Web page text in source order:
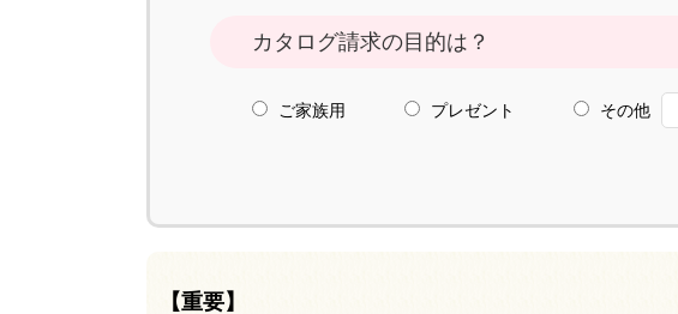
カタログ請求の目的は？
ご家族用 プレゼント その他
【重要】